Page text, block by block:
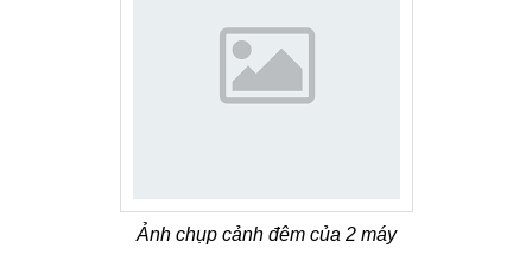
Ảnh chụp cảnh đêm của 2 máy